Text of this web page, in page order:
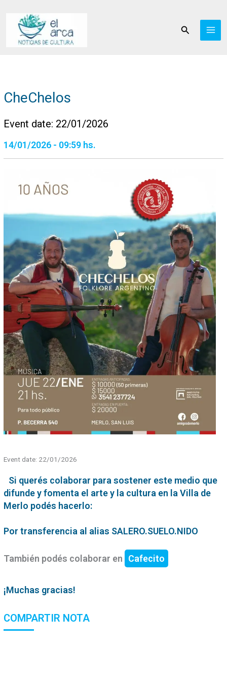
contenido
Buscar
CheChelos
Event date: 22/01/2026
14/01/2026 - 09:59 hs.
Event date: 22/01/2026
Si querés colaborar para sostener este medio que
difunde y fomenta el arte y la cultura en la Villa de
Merlo podés hacerlo:
Por transferencia al alias SALERO.SUELO.NIDO
También podés colaborar en Cafecito
¡Muchas gracias!
COMPARTIR NOTA